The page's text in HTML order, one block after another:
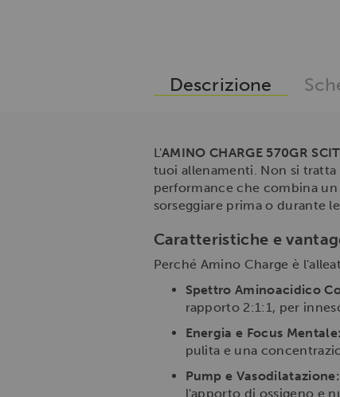
Descrizione
L'AMINO CHARGE 570GR
tuoi allenamenti. Non si
performance che combina
sorseggiare prima o durante
Caratteristiche e
Perché Amino Charge è
Spettro Aminoacidico
rapporto 2:1:1, per
Energia e Focus Mentale:
pulita e una
Pump e Vasodilatazione:
l'apporto di ossigeno e